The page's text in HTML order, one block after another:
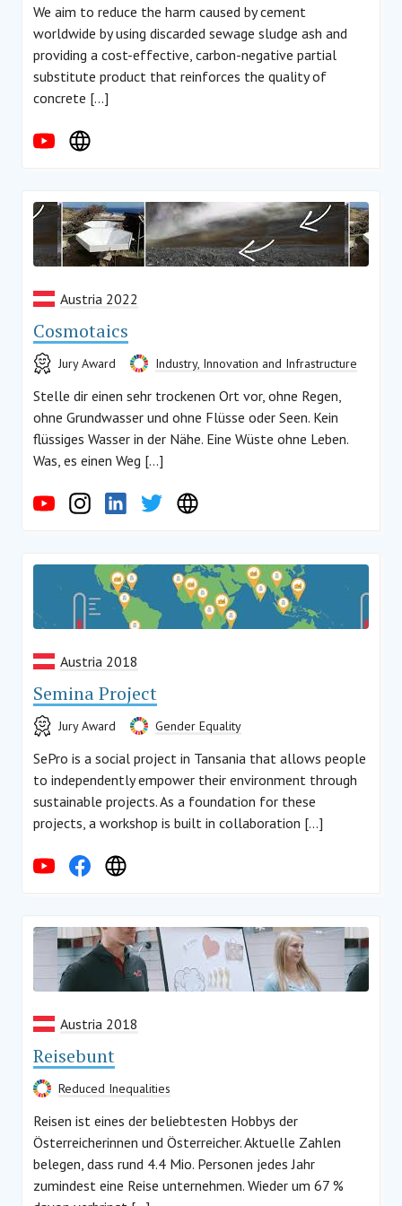
We aim to reduce the harm caused by cement
worldwide by using discarded sewage sludge ash and
providing a cost-effective, carbon-negative partial
substitute product that reinforces the quality of
concrete […]
Austria 2022
Cosmotaics
Jury Award Industry, Innovation and Infrastructure
Stelle dir einen sehr trockenen Ort vor, ohne Regen,
ohne Grundwasser und ohne Flüsse oder Seen. Kein
flüssiges Wasser in der Nähe. Eine Wüste ohne Leben.
Was, es einen Weg […]
Austria 2018
Semina Project
Jury Award Gender Equality
SePro is a social project in Tansania that allows people
to independently empower their environment through
sustainable projects. As a foundation for these
projects, a workshop is built in collaboration […]
Austria 2018
Reisebunt
Reduced Inequalities
Reisen ist eines der beliebtesten Hobbys der
Österreicherinnen und Österreicher. Aktuelle Zahlen
belegen, dass rund 4.4 Mio. Personen jedes Jahr
zumindest eine Reise unternehmen. Wieder um 67 %